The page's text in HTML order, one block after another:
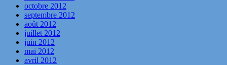
octobre 2012
septembre 2012
août 2012
juillet 2012
juin 2012
mai 2012
avril 2012